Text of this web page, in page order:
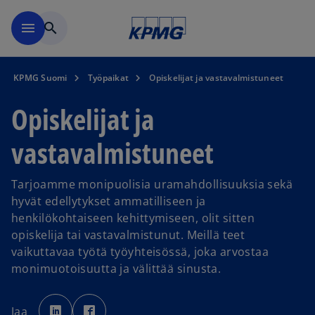
menu search
KPMG Suomi Työpaikat Opiskelijat ja vastavalmistuneet
Opiskelijat ja
vastavalmistuneet
Tarjoamme monipuolisia uramahdollisuuksia sekä
hyvät edellytykset ammatilliseen ja
henkilökohtaiseen kehittymiseen, olit sitten
opiskelija tai vastavalmistunut. Meillä teet
vaikuttavaa työtä työyhteisössä, joka arvostaa
monimuotoisuutta ja välittää sinusta.
Jaa
o
p p